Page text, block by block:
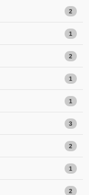
2
1
2
1
1
3
2
1
2